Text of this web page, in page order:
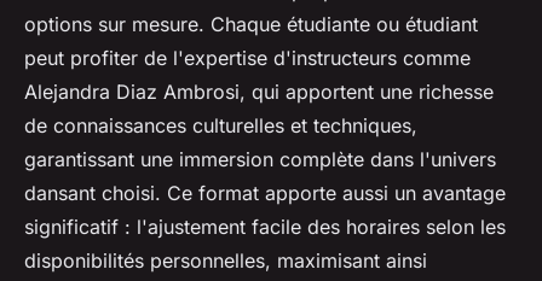
options sur mesure. Chaque étudiante ou étudiant
peut profiter de l'expertise d'instructeurs comme
Alejandra Diaz Ambrosi, qui apportent une richesse
de connaissances culturelles et techniques,
garantissant une immersion complète dans l'univers
dansant choisi. Ce format apporte aussi un avantage
significatif : l'ajustement facile des horaires selon les
disponibilités personnelles, maximisant ainsi